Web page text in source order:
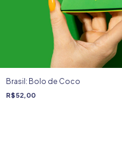
Brasil: Bolo de Coco
R$52,00